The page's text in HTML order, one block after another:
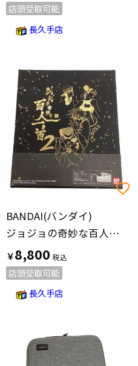
店頭受取可能
長久手店
BANDAI(バンダイ)
ジョジョの奇妙な百人一首2 キャラクターグッズ ②
￥8,800
店頭受取可能
長久手店